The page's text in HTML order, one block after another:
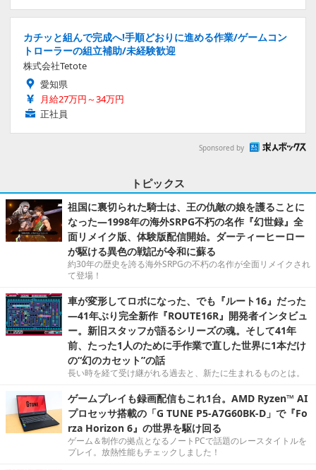
カチッと組んで完成へ!手順どおりに進める作業/ゲームコン
トローラーの組立補助/未経験歓迎
株式会社Tetote
愛知県
月給27万円～34万円
正社員
Sponsored by
トピックス
祖国に裏切られた騎士は、王の仇敵の娘を護ることに
なった―1998年の海外SRPG不朽の名作『幻世録』全
面リメイク版、体験版配信開始。ダーティーヒーロー
が駆ける異色の戦記が令和に蘇る
約30年の歴史を誇る海外SRPGの不朽の名作が全面リメイクされ
て登場！
車が変形してロボになった、でも『ルート16』だった
―41年ぶり完全新作『ROUTE16R』開発者インタビュ
ー。新旧スタッフが語るシリーズの魂。そして41年
前、たった1人のために手作業で直した世界に1本だけ
の“幻のカセット”の話
長い時を経て受け継がれる過去と、新たに生まれるものとは。
ゲームプレイも録画配信もこれ1台。AMD Ryzen™ AI
プロセッサ搭載の「G TUNE P5-A7G60BK-D」で『Fo
rza Horizon 6』の世界を駆け回る
ゲーム＆制作の拠点となるノートPCで話題のレースタイトルを
プレイ。放熱性能もチェックしました！